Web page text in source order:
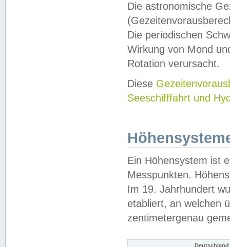
Die astronomische
Die periodischen
Wirkung von Mond
Rotation verursacht.
Diese
Seeschifffahrt und
Ein Höhensystem ist
Messpunkten.
Im 19. Jahrhundert
etabliert, an welchen
zentimetergenau